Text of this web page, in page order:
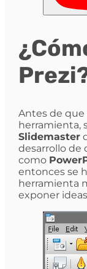
Antes de
herramienta,
Slidemaster
desarrollo de
como
entonces se
herramienta
exponer